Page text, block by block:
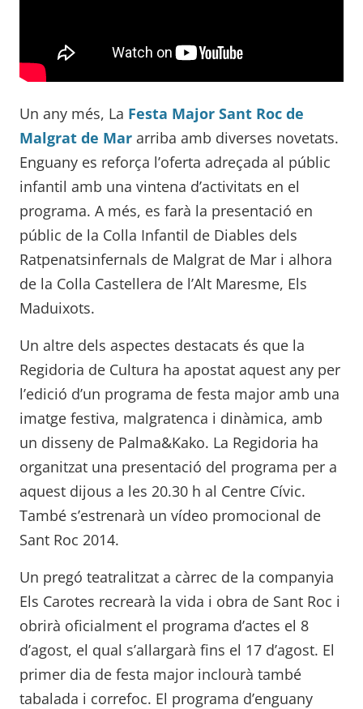
Un any més, La Festa Major Sant Roc de
Malgrat de Mar arriba amb diverses novetats.
Enguany es reforça l’oferta adreçada al públic
infantil amb una vintena d’activitats en el
programa. A més, es farà la presentació en
públic de la Colla Infantil de Diables dels
Ratpenatsinfernals de Malgrat de Mar i alhora
de la Colla Castellera de l’Alt Maresme, Els
Maduixots.
Un altre dels aspectes destacats és que la
Regidoria de Cultura ha apostat aquest any per
l’edició d’un programa de festa major amb una
imatge festiva, malgratenca i dinàmica, amb
un disseny de Palma&Kako. La Regidoria ha
organitzat una presentació del programa per a
aquest dijous a les 20.30 h al Centre Cívic.
També s’estrenarà un vídeo promocional de
Sant Roc 2014.
Un pregó teatralitzat a càrrec de la companyia
Els Carotes recrearà la vida i obra de Sant Roc i
obrirà oficialment el programa d’actes el 8
d’agost, el qual s’allargarà fins el 17 d’agost. El
primer dia de festa major inclourà també
tabalada i correfoc. El programa d’enguany